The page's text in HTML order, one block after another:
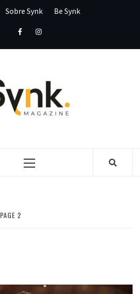
Sobre Synk Be Synk
FacebookInstagram
Primary
PAGE 2